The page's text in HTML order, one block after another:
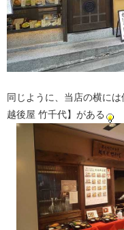
同じように、当店の横に
越後屋 竹千代】がある